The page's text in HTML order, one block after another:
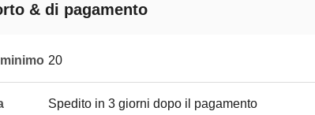
& di pagamento
20
Spedito in 3 giorni dopo il pagamento